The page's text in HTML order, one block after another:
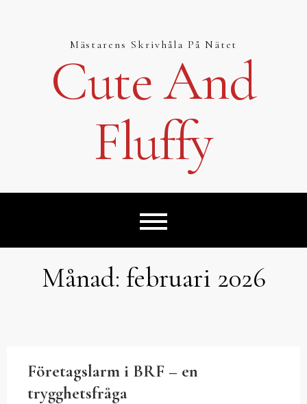
Mästarens Skrivhåla På Nätet
Cute And
Fluffy
Månad: februari 2026
Företagslarm i BRF – en
trygghetsfråga